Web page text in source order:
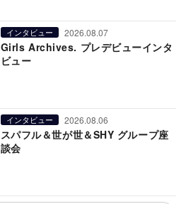
インタビュー 2026.08.07
Girls Archives. プレデビューインタ
ビュー
インタビュー 2026.08.06
スパフル＆世が世＆SHY グループ座
談会